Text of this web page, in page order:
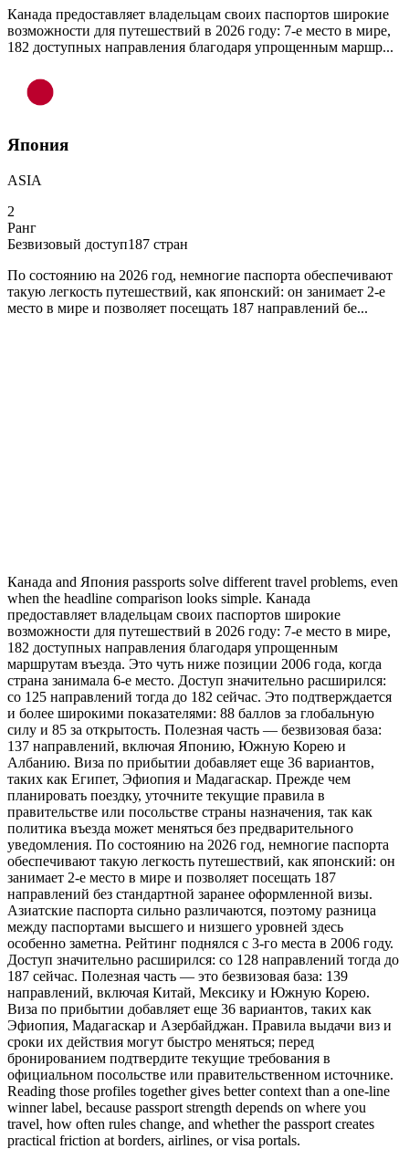
Канада предоставляет владельцам своих паспортов широкие
возможности для путешествий в 2026 году: 7-е место в мире,
182 доступных направления благодаря упрощенным маршр...
Япония
ASIA
2
Ранг
Безвизовый доступ187 стран
По состоянию на 2026 год, немногие паспорта обеспечивают
такую легкость путешествий, как японский: он занимает 2-е
место в мире и позволяет посещать 187 направлений бе...
Канада and Япония passports solve different travel problems, even
when the headline comparison looks simple. Канада
предоставляет владельцам своих паспортов широкие
возможности для путешествий в 2026 году: 7-е место в мире,
182 доступных направления благодаря упрощенным
маршрутам въезда. Это чуть ниже позиции 2006 года, когда
страна занимала 6-е место. Доступ значительно расширился:
со 125 направлений тогда до 182 сейчас. Это подтверждается
и более широкими показателями: 88 баллов за глобальную
силу и 85 за открытость. Полезная часть — безвизовая база:
137 направлений, включая Японию, Южную Корею и
Албанию. Виза по прибытии добавляет еще 36 вариантов,
таких как Египет, Эфиопия и Мадагаскар. Прежде чем
планировать поездку, уточните текущие правила в
правительстве или посольстве страны назначения, так как
политика въезда может меняться без предварительного
уведомления. По состоянию на 2026 год, немногие паспорта
обеспечивают такую легкость путешествий, как японский: он
занимает 2-е место в мире и позволяет посещать 187
направлений без стандартной заранее оформленной визы.
Азиатские паспорта сильно различаются, поэтому разница
между паспортами высшего и низшего уровней здесь
особенно заметна. Рейтинг поднялся с 3-го места в 2006 году.
Доступ значительно расширился: со 128 направлений тогда до
187 сейчас. Полезная часть — это безвизовая база: 139
направлений, включая Китай, Мексику и Южную Корею.
Виза по прибытии добавляет еще 36 вариантов, таких как
Эфиопия, Мадагаскар и Азербайджан. Правила выдачи виз и
сроки их действия могут быстро меняться; перед
бронированием подтвердите текущие требования в
официальном посольстве или правительственном источнике.
Reading those profiles together gives better context than a one-line
winner label, because passport strength depends on where you
travel, how often rules change, and whether the passport creates
practical friction at borders, airlines, or visa portals.